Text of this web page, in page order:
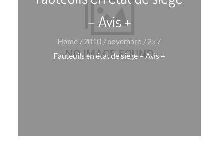
– Avis +
Home 2010 novembre
25
Fauteuils en état de siège – Avis +